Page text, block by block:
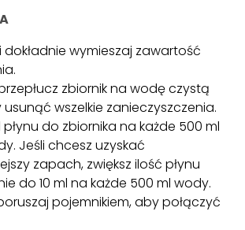
dokładnie wymieszaj zawartość
zbiornik na wodę czystą
wszelkie zanieczyszczenia.
do zbiornika na każde 500 ml
Jeśli chcesz uzyskać
zapach, zwiększ ilość płynu
do 10 ml na każde 500 ml wody.
pojemnikiem, aby połączyć